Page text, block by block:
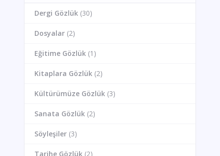
Dergi Gözlük(30)
Dosyalar(2)
Eğitime Gözlük(1)
Kitaplara Gözlük(2)
Kültürümüze Gözlük(3)
Sanata Gözlük(2)
Söyleşiler(3)
Tarihe Gözlük(2)